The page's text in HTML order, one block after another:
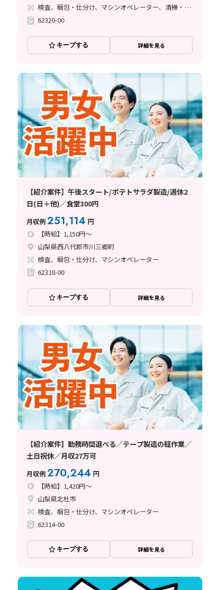
検査、梱包・仕分け、マシンオペレーター、清掃・洗浄
62320-00
キープする 詳細を見る
【紹介案件】午後スタート/ポテトサラダ製造/週休2
日(日＋他)／食堂300円
月収例251,114 円
【時給】1,150円～
山梨県西八代郡市川三郷町
検査、梱包・仕分け、マシンオペレーター
62318-00
キープする 詳細を見る
【紹介案件】勤務時間選べる／テープ製造の軽作業／
土日祝休／月収27万可
月収例270,244 円
【時給】1,420円～
山梨県北杜市
検査、梱包・仕分け、マシンオペレーター
62314-00
キープする 詳細を見る